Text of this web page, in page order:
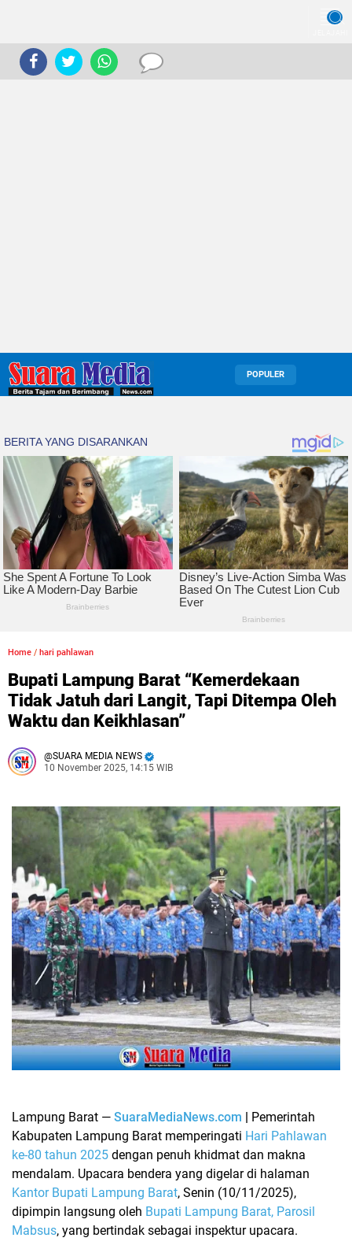
POPULER
Home / hari pahlawan
Bupati Lampung Barat “Kemerdekaan
Tidak Jatuh dari Langit, Tapi Ditempa Oleh
Waktu dan Keikhlasan”
SUARA MEDIA NEWS
10 November 2025, 14:15 WIB
Lampung Barat — SuaraMediaNews.com | Pemerintah
Kabupaten Lampung Barat memperingati Hari Pahlawan
ke-80 tahun 2025 dengan penuh khidmat dan makna
mendalam. Upacara bendera yang digelar di halaman
Kantor Bupati Lampung Barat, Senin (10/11/2025),
dipimpin langsung oleh Bupati Lampung Barat, Parosil
Mabsus, yang bertindak sebagai inspektur upacara.